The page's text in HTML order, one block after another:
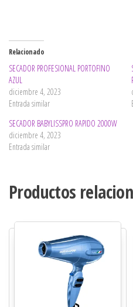
Relacionado
SECADOR PROFESIONAL PORTOFINO
AZUL
diciembre 4, 2023
Entrada similar
SECADOR BABYLISSPRO RAPIDO 2000W
diciembre 4, 2023
Entrada similar
Productos